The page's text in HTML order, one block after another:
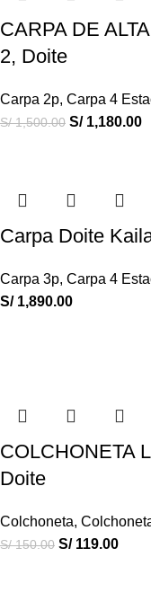
CARPA DE
2, Doite
Carpa 2p, Carpa 4
S/1,500.00 S/1,180.00
Carpa Doite
Carpa 3p, Carpa 4
S/1,890.00
COLCHONETA
Doite
Colchoneta,
S/150.00 S/119.00